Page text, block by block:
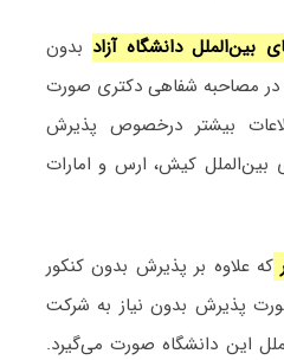
دانشگاه آزاد بدون
در مصاحبه شفاهی دکتری صورت
بیشتر درخصوص پذیرش
بین‌الملل کیش، ارس و امارات
که علاوه بر پذیرش بدون کنکور
پذیرش بدون نیاز به شرکت
این دانشگاه صورت می‌گیرد.